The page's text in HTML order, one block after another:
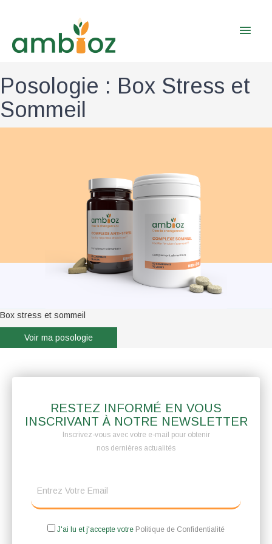
Posologie : Box Stress et
Sommeil
Box stress et sommeil
Voir ma posologie
RESTEZ INFORMÉ EN VOUS
INSCRIVANT À NOTRE NEWSLETTER
Inscrivez-vous avec votre e-mail pour obtenir
nos dernières actualités
J'ai lu et j'accepte votre Politique de Confidentialité